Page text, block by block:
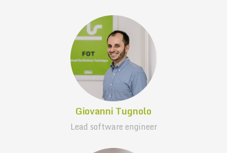
Giovanni Tugnolo
Lead software engineer